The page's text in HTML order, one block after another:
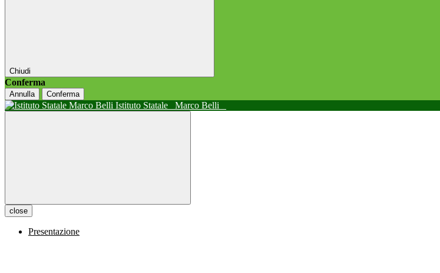
Chiudi
Conferma
Annulla Conferma
Istituto Statale Marco Belli
close
Presentazione